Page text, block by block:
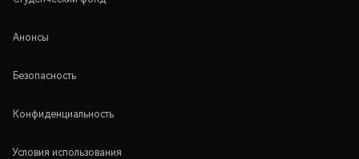
Анонсы
Безопасность
Конфиденциальность
Условия использования